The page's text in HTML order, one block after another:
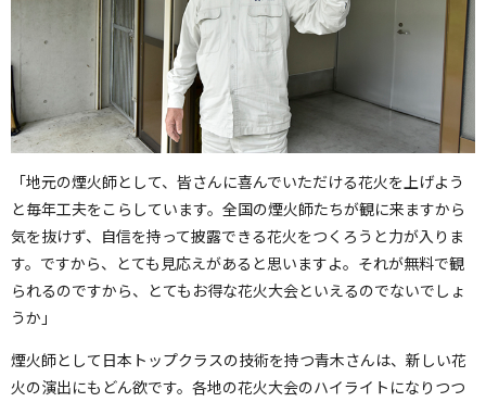
「地元の煙火師として、皆さんに喜んでいただける花火を上げよう
と毎年工夫をこらしています。全国の煙火師たちが観に来ますから
気を抜けず、自信を持って披露できる花火をつくろうと力が入りま
す。ですから、とても見応えがあると思いますよ。それが無料で観
られるのですから、とてもお得な花火大会といえるのでないでしょ
うか」
煙火師として日本トップクラスの技術を持つ青木さんは、新しい花
火の演出にもどん欲です。各地の花火大会のハイライトになりつつ